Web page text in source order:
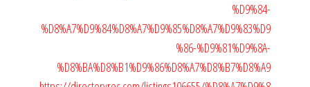
%D9%84-
%D8%A7%D9%84%D8%A7%D9%85%D8%A7%D9%83%D9
%86-%D9%81%D9%8A-
%D8%BA%D8%B1%D9%86%D8%A7%D8%B7%D8%A9